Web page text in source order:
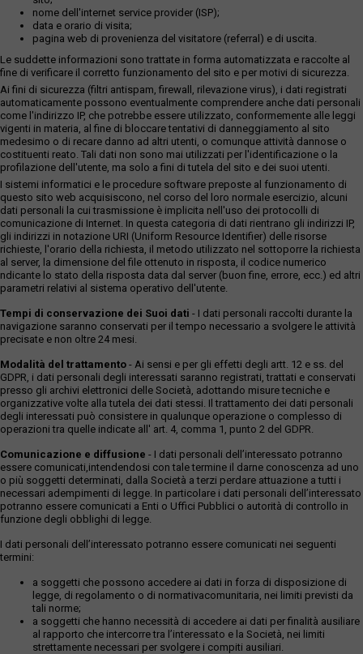
nome dell'internet service provider (ISP);
data e orario di visita;
pagina web di provenienza del visitatore (referral) e di uscita.
Le suddette informazioni sono trattate in forma automatizzata e raccolte al
fine di verificare il corretto funzionamento del sito e per motivi di sicurezza.
Ai fini di sicurezza (filtri antispam, firewall, rilevazione virus), i dati registrati
automaticamente possono eventualmente comprendere anche dati personali
come l'indirizzo IP, che potrebbe essere utilizzato, conformemente alle leggi
vigenti in materia, al fine di bloccare tentativi di danneggiamento al sito
medesimo o di recare danno ad altri utenti, o comunque attività dannose o
costituenti reato. Tali dati non sono mai utilizzati per l'identificazione o la
profilazione dell'utente, ma solo a fini di tutela del sito e dei suoi utenti.
I sistemi informatici e le procedure software preposte al funzionamento di
questo sito web acquisiscono, nel corso del loro normale esercizio, alcuni
dati personali la cui trasmissione è implicita nell'uso dei protocolli di
comunicazione di Internet. In questa categoria di dati rientrano gli indirizzi IP,
gli indirizzi in notazione URI (Uniform Resource Identifier) delle risorse
richieste, l'orario della richiesta, il metodo utilizzato nel sottoporre la richiesta
al server, la dimensione del file ottenuto in risposta, il codice numerico
ndicante lo stato della risposta data dal server (buon fine, errore, ecc.) ed altri
parametri relativi al sistema operativo dell'utente.
Tempi di conservazione dei Suoi dati - I dati personali raccolti durante la
navigazione saranno conservati per il tempo necessario a svolgere le attività
precisate e non oltre 24 mesi.
Modalità del trattamento - Ai sensi e per gli effetti degli artt. 12 e ss. del
GDPR, i dati personali degli interessati saranno registrati, trattati e conservati
presso gli archivi elettronici delle Società, adottando misure tecniche e
organizzative volte alla tutela dei dati stessi. Il trattamento dei dati personali
degli interessati può consistere in qualunque operazione o complesso di
operazioni tra quelle indicate all' art. 4, comma 1, punto 2 del GDPR.
Comunicazione e diffusione - I dati personali dell’interessato potranno
essere comunicati,intendendosi con tale termine il darne conoscenza ad uno
o più soggetti determinati, dalla Società a terzi perdare attuazione a tutti i
necessari adempimenti di legge. In particolare i dati personali dell’interessato
potranno essere comunicati a Enti o Uffici Pubblici o autorità di controllo in
funzione degli obblighi di legge.
I dati personali dell’interessato potranno essere comunicati nei seguenti
termini:
a soggetti che possono accedere ai dati in forza di disposizione di
legge, di regolamento o di normativacomunitaria, nei limiti previsti da
tali norme;
a soggetti che hanno necessità di accedere ai dati per finalità ausiliare
al rapporto che intercorre tra l’interessato e la Società, nei limiti
strettamente necessari per svolgere i compiti ausiliari.